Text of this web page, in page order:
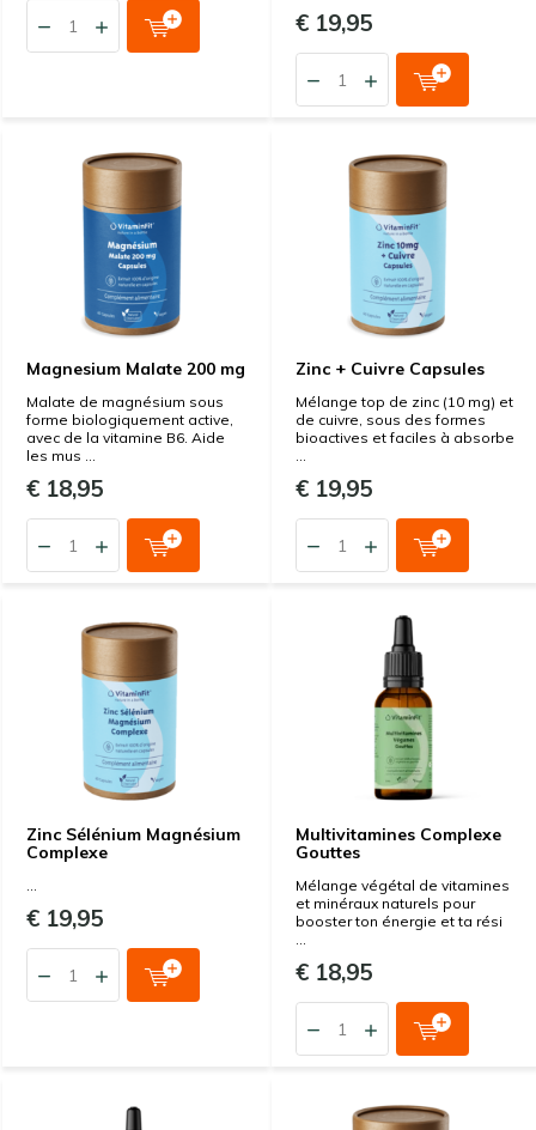
€ 19,95
Magnesium Malate 200 mg
Malate de magnésium sous
forme biologiquement active,
avec de la vitamine B6. Aide
les mus ...
€ 18,95
Zinc + Cuivre Capsules
Mélange top de zinc (10 mg) et
de cuivre, sous des formes
bioactives et faciles à absorbe
...
€ 19,95
Zinc Sélénium Magnésium
Complexe
...
€ 19,95
Multivitamines Complexe
Gouttes
Mélange végétal de vitamines
et minéraux naturels pour
booster ton énergie et ta rési
...
€ 18,95